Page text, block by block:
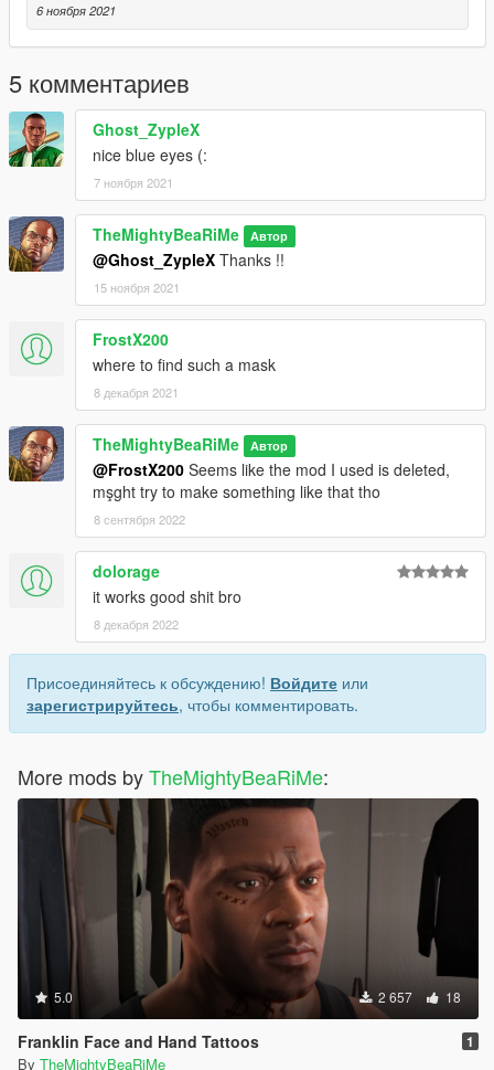
6 ноября 2021
5 комментариев
Ghost_ZypleX
nice blue eyes (:
7 ноября 2021
TheMightyBeaRiMe Автор
@Ghost_ZypleX Thanks !!
15 ноября 2021
FrostX200
where to find such a mask
8 декабря 2021
TheMightyBeaRiMe Автор
@FrostX200 Seems like the mod I used is deleted,
mşght try to make something like that tho
8 сентября 2022
dolorage
it works good shit bro
8 декабря 2022
Присоединяйтесь к обсуждению! Войдите или
зарегистрируйтесь, чтобы комментировать.
More mods byTheMightyBeaRiMe:
5.0 2 657 18
Franklin Face and Hand Tattoos 1
By TheMightyBeaRiMe